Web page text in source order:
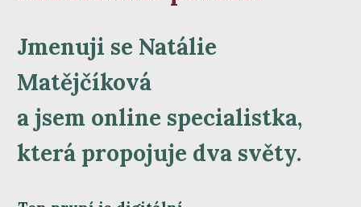
Jmenuji se Natálie
Matějčíková
a jsem online specialistka,
která propojuje dva světy.